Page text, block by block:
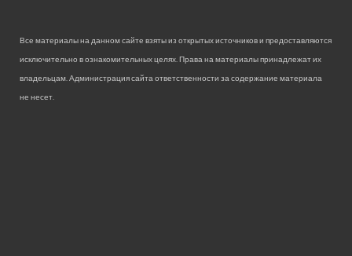
Все материалы на данном сайте взяты из открытых источников и предоставляются
исключительно в ознакомительных целях. Права на материалы принадлежат их
владельцам. Администрация сайта ответственности за содержание материала
не несет.